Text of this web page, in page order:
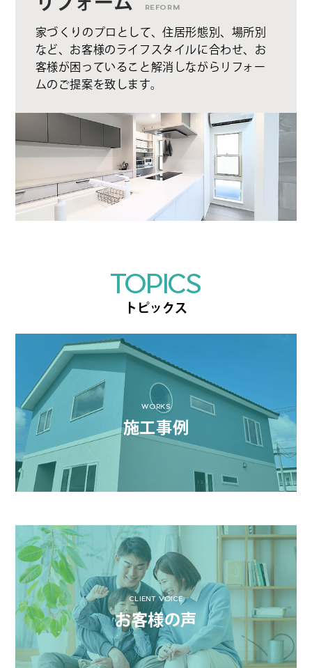
REFORM
家づくりのプロとして、住居形態別、場所別
など、お客様のライフスタイルに合わせ、お
客様が困っていること解消しながらリフォー
ムのご提案を致します。
TOPICS
トピックス
WORKS
施工事例
CLIENT VOICE
お客様の声